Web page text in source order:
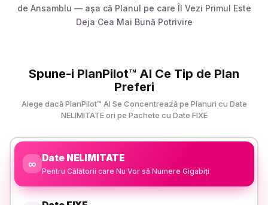
de Ansamblu — așa că Planul pe care Îl Vezi Primul Este
Deja Cea Mai Bună Potrivire
Spune-i PlanPilot™ AI Ce Tip de Plan
Preferi
Alege dacă PlanPilot™ AI Se Concentrează pe Planuri cu Date
NELIMITATE ori pe Pachete cu Date FIXE
∞ Date NELIMITATE
Pentru Călătorii care Nu Vor să Numere Gigabiți